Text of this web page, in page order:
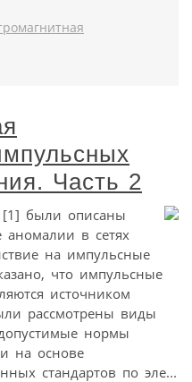
Часть 2
[1] были описаны
аномалии в сетях
на импульсные
что импульсные
источником
рассмотрены виды
нормы
на основе
стандартов по эле...